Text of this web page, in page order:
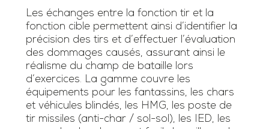
Les échanges entre la fonction tir et la
fonction cible permettent ainsi d’identifier la
précision des tirs et d’effectuer l’évaluation
des dommages causés, assurant ainsi le
réalisme du champ de bataille lors
d’exercices. La gamme couvre les
équipements pour les fantassins, les chars
et véhicules blindés, les HMG, les poste de
tir missiles (anti-char / sol-sol), les IED, les